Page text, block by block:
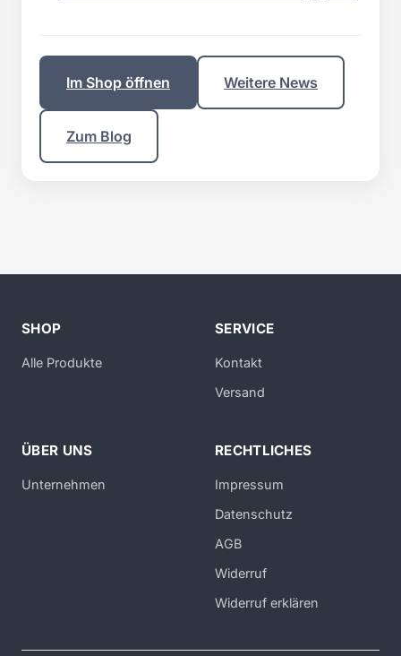
Im Shop öffnen Weitere News
Zum Blog
SHOP
Alle Produkte
SERVICE
Kontakt
Versand
ÜBER UNS
Unternehmen
RECHTLICHES
Impressum
Datenschutz
AGB
Widerruf
Widerruf erklären